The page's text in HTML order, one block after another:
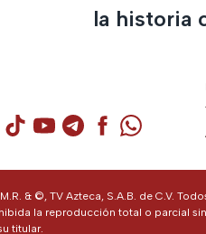
la historia
de X / Twitter (se abre en
de Instagram (se abre en
Cuenta de TikTok (se abre
Cuenta de YouTube
Cuenta deCuenta de
Cuenta
& ©, TV Azteca, S.A.B. de C.V.
la reproducción total o parcial
titular.